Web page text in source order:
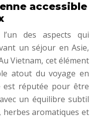
accessible
des aspects qui
un séjour en Asie,
Vietnam, cet élément
atout du voyage en
est réputée pour être
un équilibre subtil
aromatiques et